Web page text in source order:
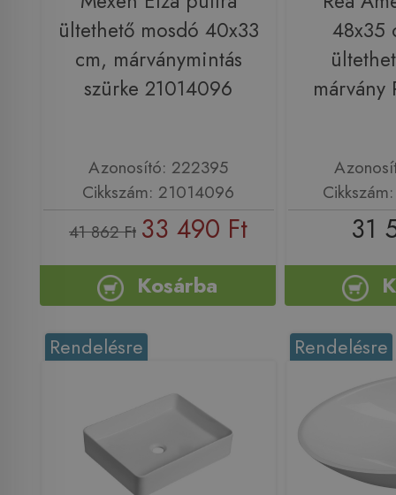
ültethető mosdó 40x33
cm, márványmintás
szürke 21014096
Azonosító: 222395
Cikkszám: 21014096
41 862 Ft 33 490 Ft
Kosárba
48x35
márvány
31
Rendelésre Rendelésre